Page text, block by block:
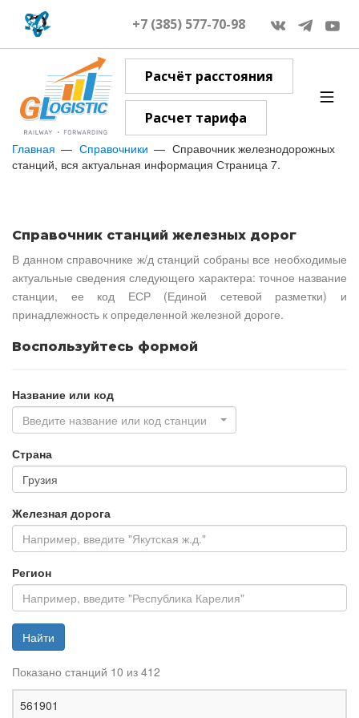
+7 (385) 577-70-98
Расчёт расстояния
Расчет тарифа
Главная Справочники
Справочник железнодорожных
станций, вся актуальная информация Страница 7.
Справочник станций железных дорог
В данном справочнике ж/д станций собраны все необходимые
актуальные сведения следующего характера: точное название
станции, ее код ЕСР (Единой сетевой разметки) и
принадлежность к определенной железной дороге.
Воспользуйтесь формой
Название или код
Введите название или код станции
Страна
Железная дорога
Регион
Найти
Показано станций 10 из 412
561901